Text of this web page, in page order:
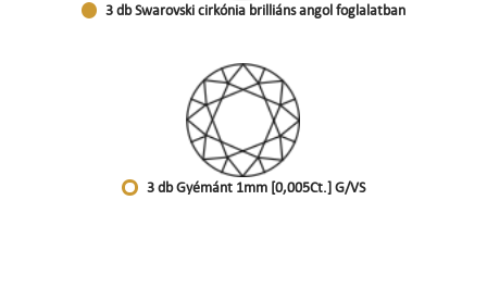
3 db Swarovski cirkónia brilliáns angol foglalatban
3 db Gyémánt 1mm [0,005Ct.] G/VS